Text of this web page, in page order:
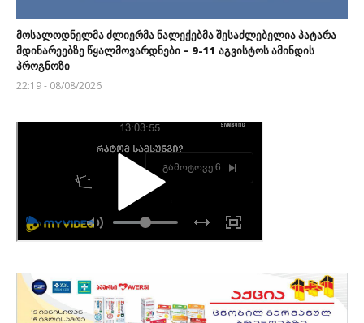
მოსალოდნელმა ძლიერმა ნალექებმა შესაძლებელია პატარა
მდინარეებზე წყალმოვარდნები – 9-11 აგვისტოს ამინდის
პროგნოზი
22:19 - 08/08/2026